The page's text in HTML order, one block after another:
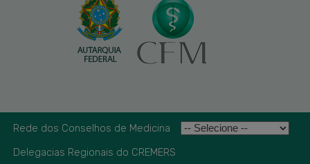
Rede dos Conselhos de Medicina
Delegacias Regionais do CREMERS